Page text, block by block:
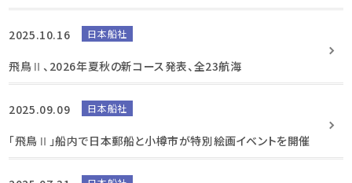
2025.10.16 日本船社
飛鳥Ⅱ、2026年夏秋の新コース発表、全23航海
2025.09.09 日本船社
「飛鳥Ⅱ」船内で日本郵船と小樽市が特別絵画イベントを開催